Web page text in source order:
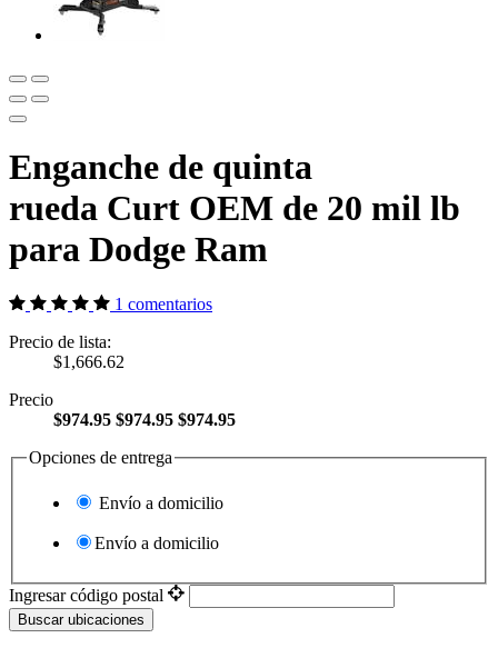
Enganche de quinta
rueda Curt OEM de 20 mil lb
para Dodge Ram
1 comentarios
Precio de lista:
$1,666.62
Precio
$974.95 $974.95 $974.95
Opciones de entrega
Envío a domicilio
Envío a domicilio
Ingresar código postal
Buscar ubicaciones